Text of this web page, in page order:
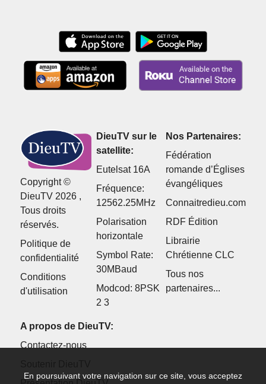
Copyright ©
DieuTV 2026 ,
Tous droits
réservés.
Politique de
confidentialité
Conditions
d'utilisation
DieuTV sur le
satellite:
Eutelsat 16A
Fréquence:
12562.25MHz
Polarisation
horizontale
Symbol Rate:
30MBaud
Modcod: 8PSK
2 3
Nos Partenaires:
Fédération
romande d’Églises
évangéliques
Connaitredieu.com
RDF Édition
Librairie
Chrétienne CLC
Tous nos
partenaires...
A propos de DieuTV:
Contactez-nous
En poursuivant votre navigation sur ce site, vous acceptez